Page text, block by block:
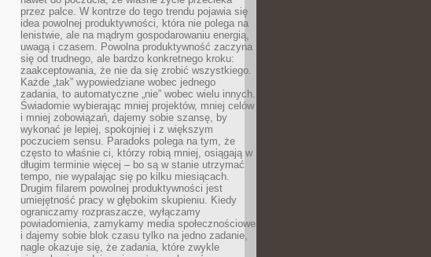
przez palce. W kontrze do tego trendu pojawia się
idea powolnej produktywności, która nie polega na
lenistwie, ale na mądrym gospodarowaniu energią,
uwagą i czasem. Powolna produktywność zaczyna
się od trudnego, ale bardzo konkretnego kroku:
zaakceptowania, że nie da się zrobić wszystkiego.
Każde „tak” wypowiedziane wobec jednego
zadania, to automatyczne „nie” wobec wielu innych.
Świadomie wybierając mniej projektów, mniej celów
i mniej zobowiązań, dajemy sobie szansę, by
wykonać je lepiej, spokojniej i z większym
poczuciem sensu. Paradoks polega na tym, że
często to właśnie ci, którzy robią mniej, osiągają w
długim terminie więcej – bo są w stanie utrzymać
tempo, nie wypalając się po kilku miesiącach.
Drugim filarem powolnej produktywności jest
umiejętność pracy w głębokim skupieniu. Kiedy
ograniczamy rozpraszacze, wyłączamy
powiadomienia, zamykamy media społecznościowe
i dajemy sobie blok czasu tylko na jedno zadanie,
nagle okazuje się, że zadania, które zwykle